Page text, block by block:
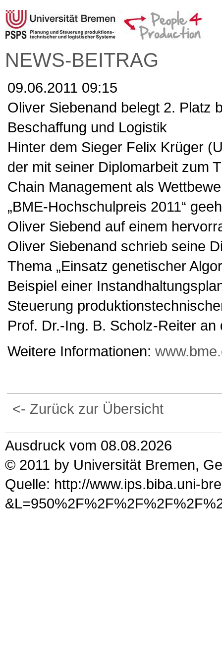
NEWS-BEITRAG
09.06.2011 09:15
Oliver Siebenand belegt 2. Platz
Beschaffung und Logistik
Hinter dem Sieger Felix Krüger
der mit seiner Diplomarbeit zum
Chain Management als
„BME-Hochschulpreis 2011“
Oliver Siebend auf einem
Oliver Siebenand schrieb seine
Thema „Einsatz genetischer
Beispiel einer
Steuerung
Prof. Dr.-Ing. B. Scholz-Reiter
Weitere Informationen:
<- Zurück zur Übersicht
Ausdruck vom 08.08.2026
© 2011 by Universität Bremen,
Quelle: http://www.ips.biba.uni-